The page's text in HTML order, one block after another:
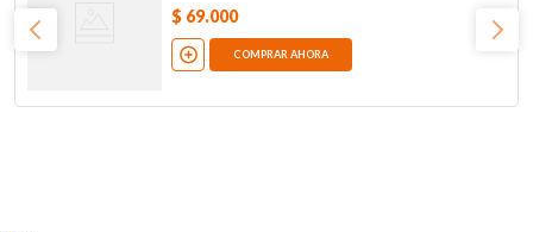
$ 69.000
COMPRAR AHORA